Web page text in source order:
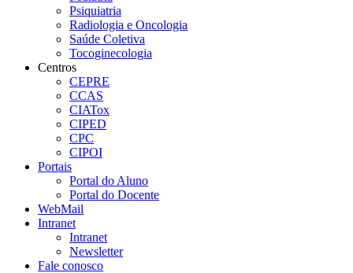
Psiquiatria
Radiologia e Oncologia
Saúde Coletiva
Tocoginecologia
Centros
CEPRE
CCAS
CIATox
CIPED
CPC
CIPOI
Portais
Portal do Aluno
Portal do Docente
WebMail
Intranet
Intranet
Newsletter
Fale conosco